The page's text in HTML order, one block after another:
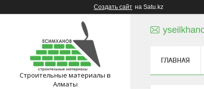
Создать сайт на Satu.kz
Строительные материалы в
Алматы
ГЛАВНАЯ